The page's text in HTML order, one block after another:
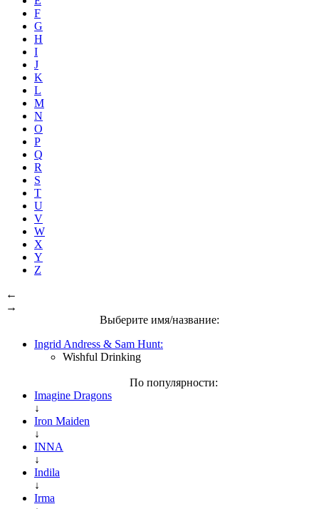
F
G
H
I
J
K
L
M
N
O
P
Q
R
S
T
U
V
W
X
Y
Z
←
→
Выберите имя/название:
Ingrid Andress & Sam Hunt:
Wishful Drinking
По популярности:
Imagine Dragons
↓
Iron Maiden
↓
INNA
↓
Indila
↓
Irma